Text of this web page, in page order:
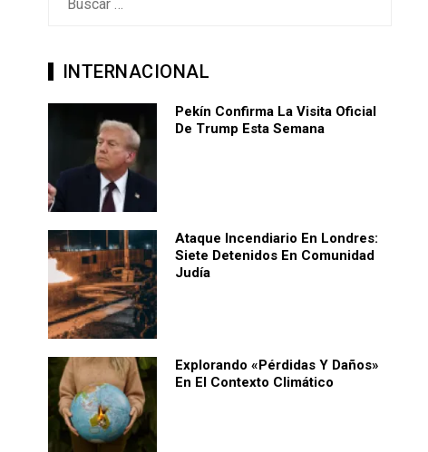
INTERNACIONAL
Pekín Confirma La Visita Oficial
De Trump Esta Semana
Ataque Incendiario En Londres:
Siete Detenidos En Comunidad
Judía
Explorando «pérdidas Y Daños»
En El Contexto Climático